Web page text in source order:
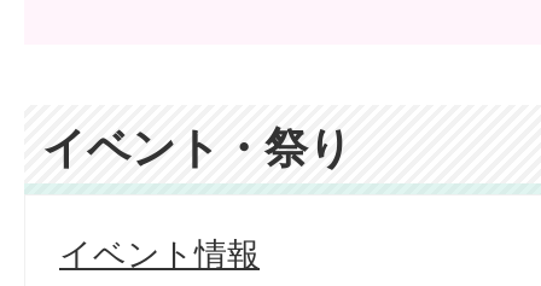
イベント・祭り
イベント情報